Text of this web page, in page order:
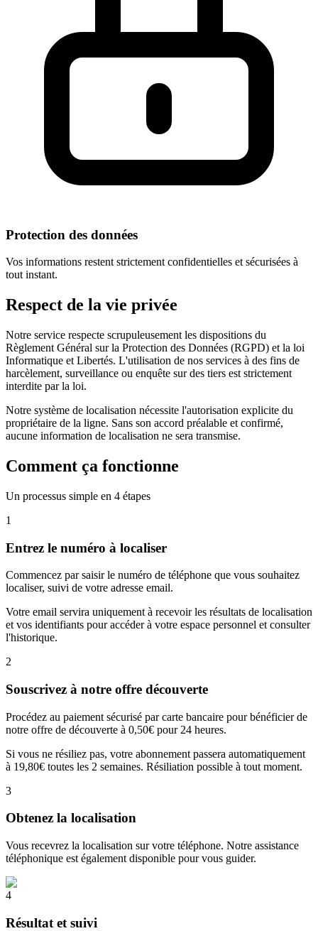
Protection des données
Vos informations restent strictement confidentielles et sécurisées à
tout instant.
Respect de la vie privée
Notre service respecte scrupuleusement les dispositions du
Règlement Général sur la Protection des Données (RGPD) et la loi
Informatique et Libertés. L'utilisation de nos services à des fins de
harcèlement, surveillance ou enquête sur des tiers est strictement
interdite par la loi.
Notre système de localisation nécessite l'autorisation explicite du
propriétaire de la ligne. Sans son accord préalable et confirmé,
aucune information de localisation ne sera transmise.
Comment ça fonctionne
Un processus simple en 4 étapes
1
Entrez le numéro à localiser
Commencez par saisir le numéro de téléphone que vous souhaitez
localiser, suivi de votre adresse email.
Votre email servira uniquement à recevoir les résultats de localisation
et vos identifiants pour accéder à votre espace personnel et consulter
l'historique.
2
Souscrivez à notre offre découverte
Procédez au paiement sécurisé par carte bancaire pour bénéficier de
notre offre de découverte à 0,50€ pour 24 heures.
Si vous ne résiliez pas, votre abonnement passera automatiquement
à 19,80€ toutes les 2 semaines. Résiliation possible à tout moment.
3
Obtenez la localisation
Vous recevrez la localisation sur votre téléphone. Notre assistance
téléphonique est également disponible pour vous guider.
4
Résultat et suivi